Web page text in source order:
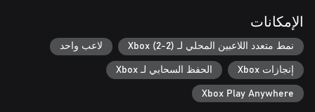
الإمكانات
نمط متعدد اللاعبين المحلي لـ Xbox (2-2) لاعب واحد
إنجازات Xbox الحفظ السحابي لـ Xbox
Xbox Play Anywhere